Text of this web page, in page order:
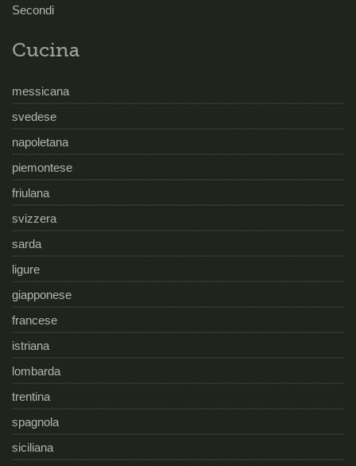
Secondi
Cucina
messicana
svedese
napoletana
piemontese
friulana
svizzera
sarda
ligure
giapponese
francese
istriana
lombarda
trentina
spagnola
siciliana